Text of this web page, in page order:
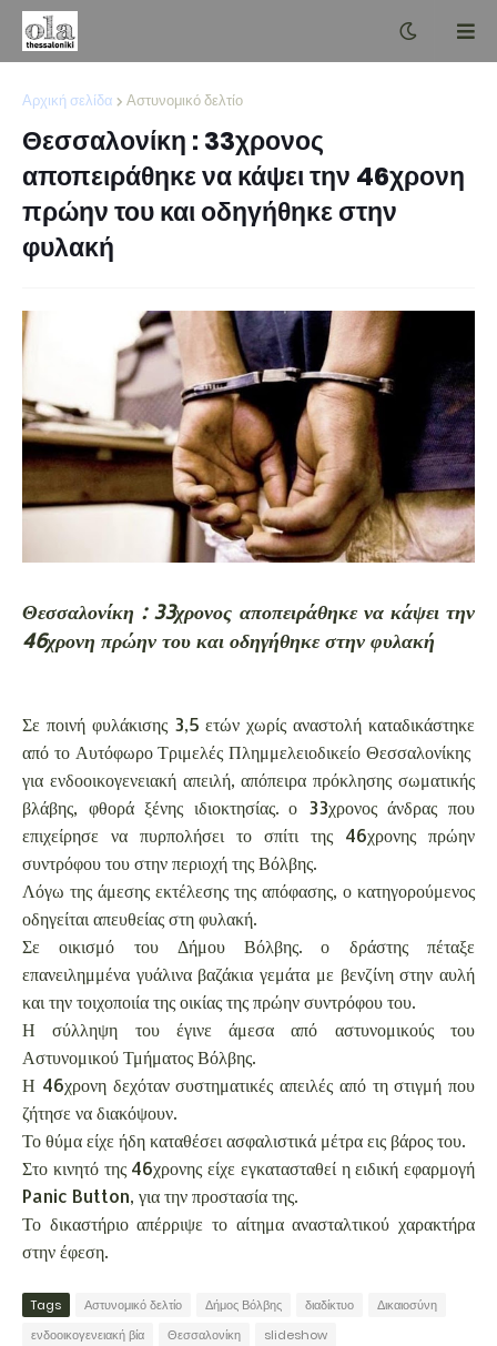
Αρχική σελίδα Αστυνομικό δελτίο
Θεσσαλονίκη : 33χρονος
αποπειράθηκε να κάψει την 46χρονη
πρώην του και οδηγήθηκε στην
φυλακή
Θεσσαλονίκη : 33χρονος αποπειράθηκε να κάψει την
46χρονη πρώην του και οδηγήθηκε στην φυλακή
Σε ποινή φυλάκισης 3,5 ετών χωρίς αναστολή καταδικάστηκε
από το Αυτόφωρο Τριμελές Πλημμελειοδικείο Θεσσαλονίκης
για ενδοοικογενειακή απειλή, απόπειρα πρόκλησης σωματικής
βλάβης, φθορά ξένης ιδιοκτησίας. ο 33χρονος άνδρας που
επιχείρησε να πυρπολήσει το σπίτι της 46χρονης πρώην
συντρόφου του στην περιοχή της Βόλβης.
Λόγω της άμεσης εκτέλεσης της απόφασης, ο κατηγορούμενος
οδηγείται απευθείας στη φυλακή.
Σε οικισμό του Δήμου Βόλβης. ο δράστης πέταξε
επανειλημμένα γυάλινα βαζάκια γεμάτα με βενζίνη στην αυλή
και την τοιχοποιία της οικίας της πρώην συντρόφου του.
Η σύλληψη του έγινε άμεσα από αστυνομικούς του
Αστυνομικού Τμήματος Βόλβης.
Η 46χρονη δεχόταν συστηματικές απειλές από τη στιγμή που
ζήτησε να διακόψουν.
Το θύμα είχε ήδη καταθέσει ασφαλιστικά μέτρα εις βάρος του.
Στο κινητό της 46χρονης είχε εγκατασταθεί η ειδική εφαρμογή
Panic Button, για την προστασία της.
Το δικαστήριο απέρριψε το αίτημα ανασταλτικού χαρακτήρα
στην έφεση.
Tags Αστυνομικό δελτίο Δήμος Βόλβης διαδίκτυο
Δικαιοσύνη
ενδοοικογενειακή βία
Θεσσαλονίκη slideshow